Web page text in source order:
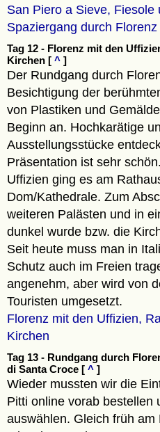
San Piero a Sieve, Fiesole
Spaziergang durch Florenz
Tag 12 - Florenz mit den
Kirchen [ ^ ]
Der Rundgang durch
Besichtigung der
von Plastiken und
Beginn an. Hochkarätige
Ausstellungsstücke
Präsentation ist sehr
Uffizien ging es am
Dom/Kathedrale. Zum
weiteren Palästen und in
dunkel wurde bzw. die
Seit heute muss man in
Schutz auch im Freien
angenehm, aber wird von
Touristen umgesetzt.
Florenz mit den Uffizien,
Kirchen
Tag 13 - Rundgang durch
di Santa Croce [ ^ ]
Wieder mussten wir die
Pitti online vorab bestellen
auswählen. Gleich früh